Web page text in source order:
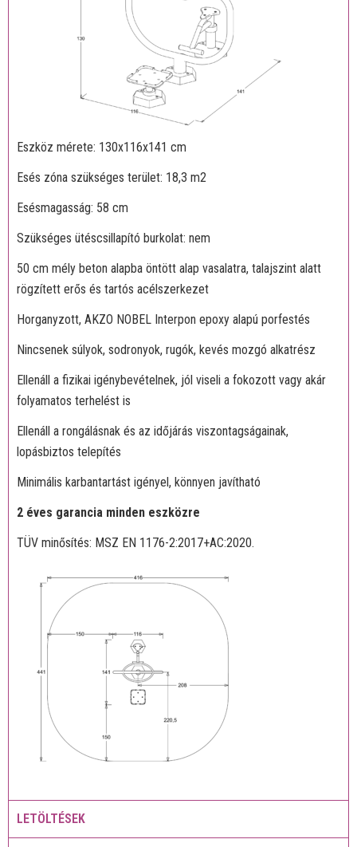
Eszköz mérete: 130x116x141 cm
Esés zóna szükséges terület: 18,3 m2
Esésmagasság: 58 cm
Szükséges ütéscsillapító burkolat: nem
50 cm mély beton alapba öntött alap vasalatra, talajszint alatt
rögzített erős és tartós acélszerkezet
Horganyzott, AKZO NOBEL Interpon epoxy alapú porfestés
Nincsenek súlyok, sodronyok, rugók, kevés mozgó alkatrész
Ellenáll a fizikai igénybevételnek, jól viseli a fokozott vagy akár
folyamatos terhelést is
Ellenáll a rongálásnak és az időjárás viszontagságainak,
lopásbiztos telepítés
Minimális karbantartást igényel, könnyen javítható
2 éves garancia minden eszközre
TÜV minősítés: MSZ EN 1176-2:2017+AC:2020.
LETÖLTÉSEK